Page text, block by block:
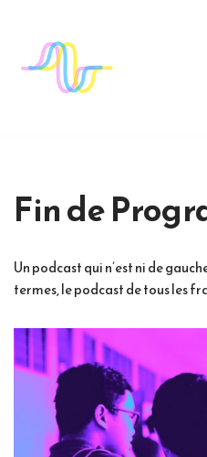
Aller
au
contenu
Fin de
Un podcast qui n’est ni de
termes, le podcast de tous les